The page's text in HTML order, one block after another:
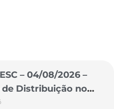
– 04/08/2026 –
Distribuição no